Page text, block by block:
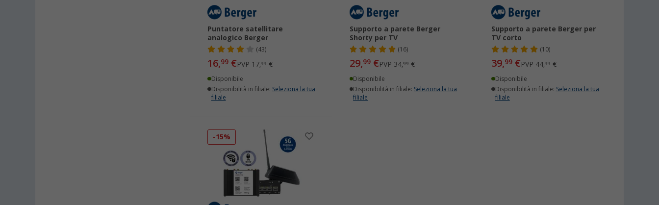
Puntatore satellitare
analogico Berger
(43)
16,99 €PVP17,99€
Disponibile
Disponibilità in filiale: Seleziona la tua
filiale
Supporto a parete Berger
Shorty per TV
(16)
29,99€PVP34,99€
Disponibile
Disponibilità in filiale: Seleziona la tua
filiale
Supporto a parete Berger per
TV corto
(10)
39,99 €PVP44,99€
Disponibile
Disponibilità in filiale: Seleziona la tua
filiale
-15%